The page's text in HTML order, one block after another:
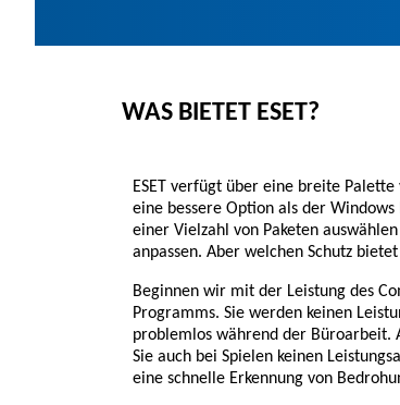
WAS BIETET ESET?
ESET verfügt über eine breite
eine bessere Option als der
einer Vielzahl von Paketen
anpassen. Aber welchen Schutz bietet
Beginnen wir mit der Leistung des
Programms. Sie werden keinen
problemlos während der Büroarbeit.
Sie auch bei Spielen keinen
eine schnelle Erkennung von